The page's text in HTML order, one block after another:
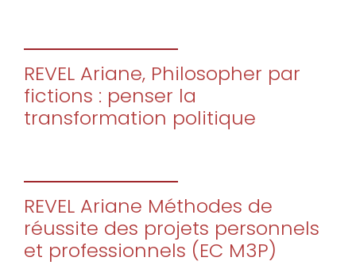
REVEL Ariane, Philosopher par
fictions : penser la
transformation politique
REVEL Ariane Méthodes de
réussite des projets personnels
et professionnels (EC M3P)